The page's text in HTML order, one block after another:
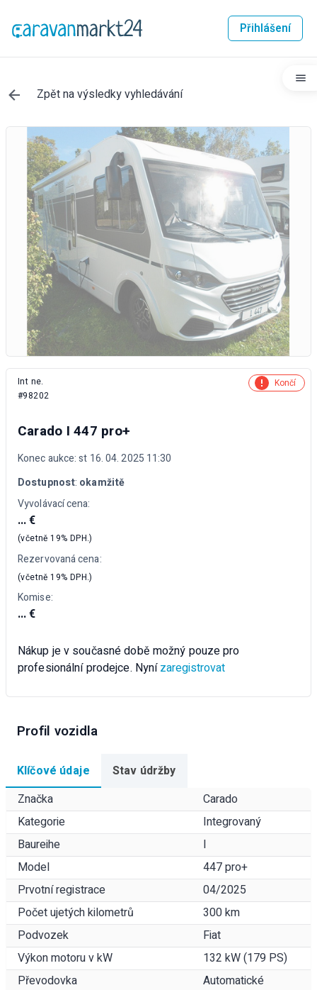
Přihlášení
Zpět na výsledky vyhledávání
Int ne.
#98202
Končí
Carado I 447 pro+
Konec aukce: st 16. 04. 2025 11:30
Dostupnost: okamžitě
Vyvolávací cena:
... €
(včetně 19% DPH.)
Rezervovaná cena:
(včetně 19% DPH.)
Komise:
... €
Nákup je v současné době možný pouze pro
profesionální prodejce. Nynízaregistrovat
Profil vozidla
Klíčové údaje
Stav údržby
Značka
Carado
Kategorie
Integrovaný
Baureihe
I
Model
447 pro+
Prvotní registrace
04/2025
Počet ujetých kilometrů
300 km
Podvozek
Fiat
Výkon motoru v kW
132 kW (179 PS)
Převodovka
Automatické